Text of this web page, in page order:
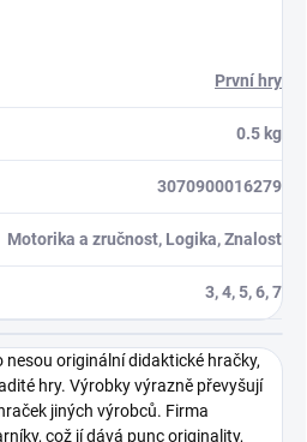
První hry
0.5 kg
3070900016279
Motorika a zručnost, Logika, Znalost
3, 4, 5, 6, 7
originální didaktické hračky,
hry. Výrobky výrazně převyšují
jiných výrobců. Firma
což jí dává punc originality,